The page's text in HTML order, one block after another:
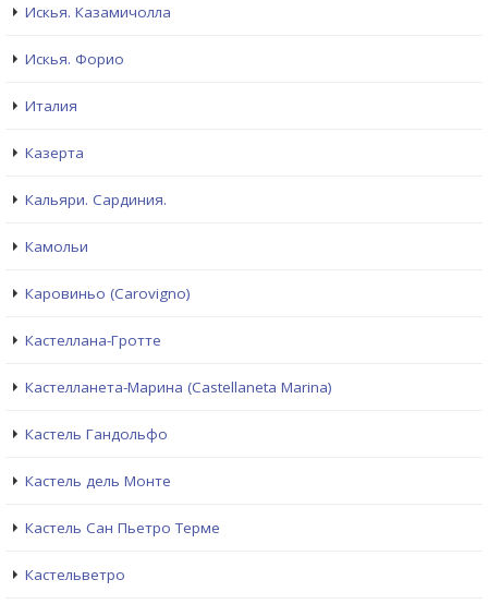
Искья. Казамичолла
Искья. Форио
Италия
Казерта
Кальяри. Сардиния.
Камольи
Каровиньо (Carovigno)
Кастеллана-Гротте
Кастелланета-Марина (Castellaneta Marina)
Кастель Гандольфо
Кастель дель Монте
Кастель Сан Пьетро Терме
Кастельветро